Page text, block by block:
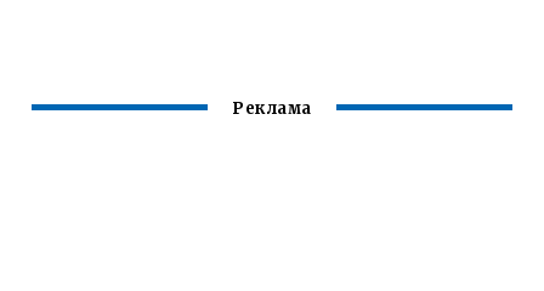
Реклама